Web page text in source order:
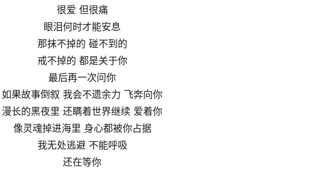
很爱 但很痛
眼泪何时才能安息
那抹不掉的 碰不到的
戒不掉的 都是关于你
最后再一次问你
如果故事倒叙 我会不遗余力 飞奔向你
漫长的黑夜里 还瞒着世界继续 爱着你
像灵魂掉进海里 身心都被你占据
我无处逃避 不能呼吸
还在等你